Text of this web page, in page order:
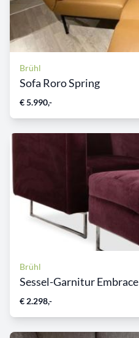
Brühl
Sofa Roro Spring
€ 5.990,-
Brühl
Sessel-Garnitur Embrace
€ 2.298,-